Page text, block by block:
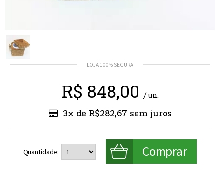
R$ 848,00 / un.
3x de R$282,67
Quantidade: